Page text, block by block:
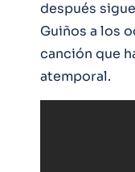
después
Guiños a los
canción que
atemporal.